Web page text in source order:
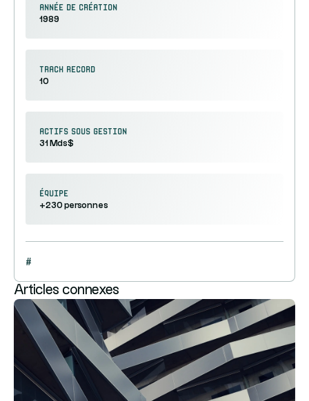
Année de création
1989
Track record
10
Actifs sous gestion
31 Mds$
équipe
+230 personnes
#
Articles connexes